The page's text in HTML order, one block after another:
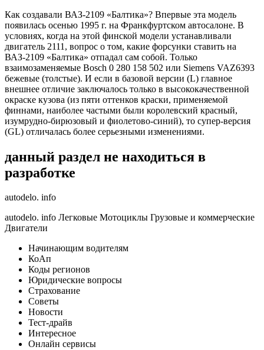
Как создавали ВАЗ-2109 «Балтика»? Впервые эта модель
появилась осенью 1995 г. на Франкфуртском автосалоне. В
условиях, когда на этой финской модели устанавливали
двигатель 2111, вопрос о том, какие форсунки ставить на
ВАЗ-2109 «Балтика» отпадал сам собой. Только
взаимозаменяемые Bosch 0 280 158 502 или Siemens VAZ6393
бежевые (толстые). И если в базовой версии (L) главное
внешнее отличие заключалось только в высококачественной
окраске кузова (из пяти оттенков краски, применяемой
финнами, наиболее частыми были королевский красный,
изумрудно-бирюзовый и фиолетово-синий), то супер-версия
(GL) отличалась более серьезными изменениями.
данный раздел не находиться в
разработке
autodelo. info
autodelo. info Легковые Мотоциклы Грузовые и коммерческие
Двигатели
Начинающим водителям
КоАп
Коды регионов
Юридические вопросы
Страхование
Советы
Новости
Тест-драйв
Интересное
Онлайн сервисы